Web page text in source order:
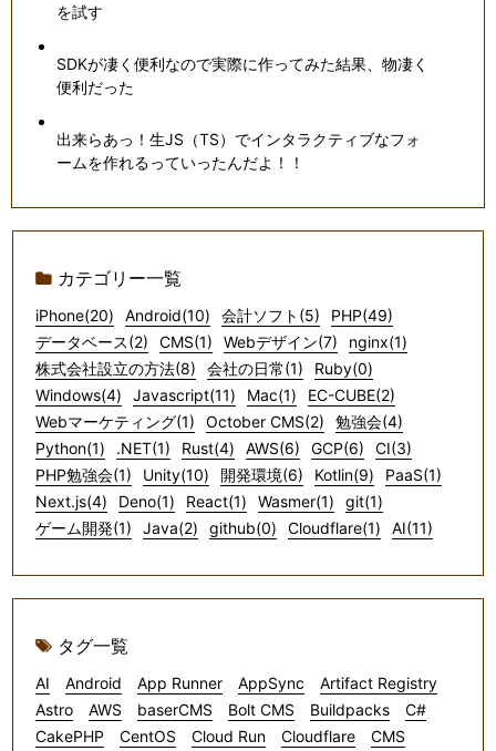
を試す
SDKが凄く便利なので実際に作ってみた結果、物凄く
便利だった
出来らあっ！生JS（TS）でインタラクティブなフォ
ームを作れるっていったんだよ！！
カテゴリー一覧
iPhone(20) Android(10) 会計ソフト(5)
PHP(49)
データベース(2)
CMS(1) Webデザイン(7)
nginx(1)
株式会社設立の方法(8)
会社の日常(1)
Ruby(0)
Windows(4)
Javascript(11) Mac(1)
EC-CUBE(2)
Webマーケティング(1)
October CMS(2)
勉強会(4)
Python(1)
.NET(1) Rust(4) AWS(6) GCP(6)
CI(3)
PHP勉強会(1)
Unity(10) 開発環境(6) Kotlin(9)
PaaS(1)
Next.js(4)
Deno(1) React(1) Wasmer(1)
git(1)
ゲーム開発(1)
Java(2) github(0) Cloudflare(1) AI(11)
タグ一覧
AI Android App Runner AppSync
Artifact Registry
Astro
AWS baserCMS Bolt CMS Buildpacks
C#
CakePHP
CentOS Cloud Run Cloudflare
CMS